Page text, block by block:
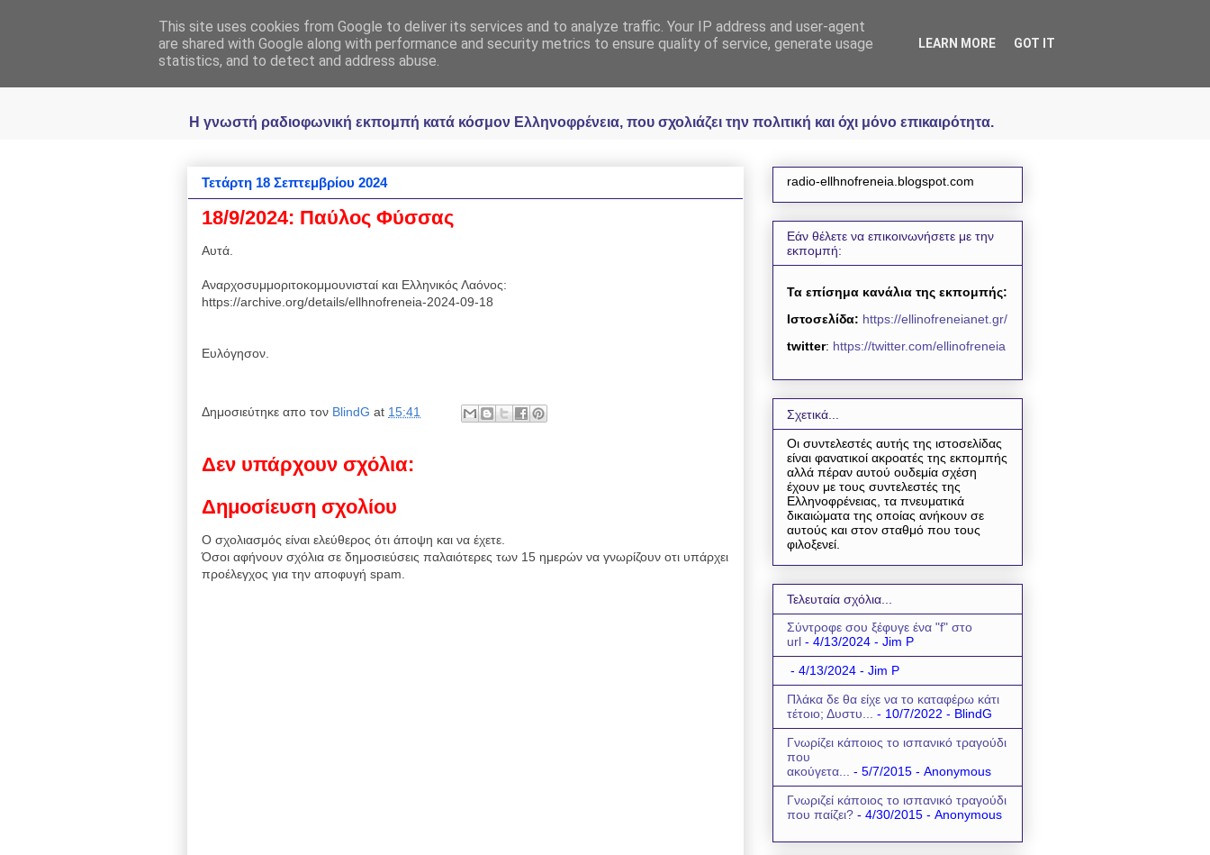
Ραδιοφωνική Ελληνοφρένεια Unofficial
Η γνωστή ραδιοφωνική εκπομπή κατά κόσμον Ελληνοφρένεια, που σχολιάζει την πολιτική και όχι μόνο επικαιρότητα.
Τετάρτη 18 Σεπτεμβρίου 2024
18/9/2024: Παύλος Φύσσας
Αυτά.
Αναρχοσυμμοριτοκομμουνισταί και Ελληνικός Λαόνος:
https://archive.org/details/ellhnofreneia-2024-09-18
Ευλόγησον.
Δημοσιεύτηκε απο τον BlindG at 15:41
Δεν υπάρχουν σχόλια:
Δημοσίευση σχολίου
Ο σχολιασμός είναι ελεύθερος ότι άποψη και να έχετε.
Όσοι αφήνουν σχόλια σε δημοσιεύσεις παλαιότερες των 15 ημερών να γνωρίζουν οτι υπάρχει
προέλεγχος για την αποφυγή spam.
radio-ellhnofreneia.blogspot.com
Εάν θέλετε να επικοινωνήσετε με την
εκπομπή:
Τα επίσημα κανάλια της εκπομπής:
Ιστοσελίδα: https://ellinofreneianet.gr/
twitter: https://twitter.com/ellinofreneia
Σχετικά...
Οι συντελεστές αυτής της ιστοσελίδας
είναι φανατικοί ακροατές της εκπομπής
αλλά πέραν αυτού ουδεμία σχέση
έχουν με τους συντελεστές της
Ελληνοφρένειας, τα πνευματικά
δικαιώματα της οποίας ανήκουν σε
αυτούς και στον σταθμό που τους
φιλοξενεί.
Τελευταία σχόλια...
Σύντροφε σου ξέφυγε ένα "f" στο
url - 4/13/2024 - Jim P
- 4/13/2024 - Jim P
Πλάκα δε θα είχε να το καταφέρω κάτι
τέτοιο; Δυστυ...
- 10/7/2022 - BlindG
Γνωρίζει κάποιος το ισπανικό τραγούδι
που
ακούγετα...
- 5/7/2015 - Anonymous
Γνωριζεί κάποιος το ισπανικό τραγούδι
που παίζει? - 4/30/2015 - Anonymous
This site uses cookies from Google to deliver its services and to analyze traffic. Your IP address and user-agent
are shared with Google along with performance and security metrics to ensure quality of service, generate usage
statistics, and to detect and address abuse.
LEARN MORE GOT IT